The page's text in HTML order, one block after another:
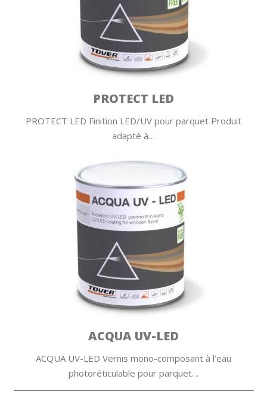
PROTECT LED
PROTECT LED Finition LED/UV pour parquet Produit
adapté à…
ACQUA UV-LED
ACQUA UV-LED Vernis mono-composant à l’eau
photoréticulable pour parquet…